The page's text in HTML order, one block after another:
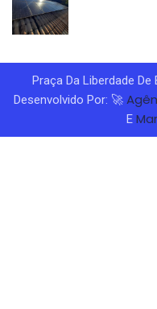
Praça Da Liberdade
Desenvolvido Por: 🚀
E